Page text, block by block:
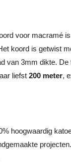
voor macramé
koord is getwist
van 3mm dikte.
liefst 200 meter,
hoogwaardig